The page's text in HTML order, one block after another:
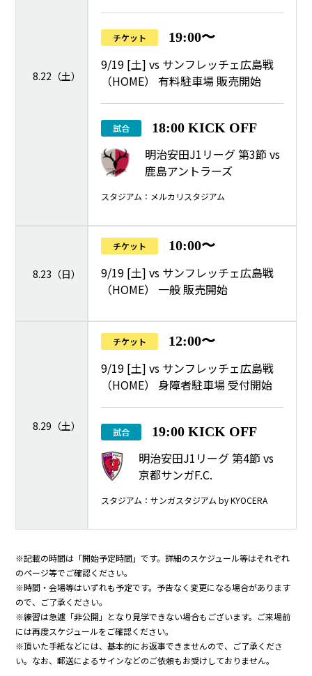
8.22（土）
チケット 19:00〜
9/19 [土] vs サンフレッチェ広島戦
（HOME） 有料駐車場 販売開始
試合 18:00 KICK OFF
明治安田J1リーグ 第3節 vs
鹿島アントラーズ
スタジアム：メルカリスタジアム
8.23（日）
チケット 10:00〜
9/19 [土] vs サンフレッチェ広島戦
（HOME） 一般 販売開始
8.29（土）
チケット 12:00〜
9/19 [土] vs サンフレッチェ広島戦
（HOME） 身障者駐車場 受付開始
試合 19:00 KICK OFF
明治安田J1リーグ 第4節 vs
京都サンガF.C.
スタジアム：サンガスタジアム by KYOCERA
※記載の時間は「開始予定時間」です。詳細のスケジュール等はそれぞれ
のページ等でご確認ください。
※時間・会場等はいずれも予定です。予告なく変更になる場合があります
ので、ご了承ください。
※練習は急遽「非公開」となり見学できない場合もございます。ご来場前
には再度スケジュールをご確認ください。
※頂いた手紙などには、基本的にお返事できませんので、ご了承くださ
い。なお、郵送によるサインなどのご依頼もお受けしておりません。